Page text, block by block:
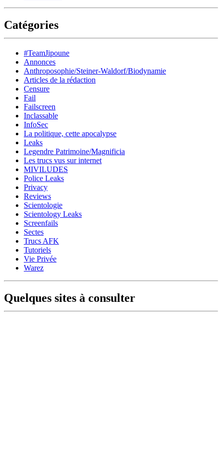
Catégories
#TeamJipoune
Annonces
Anthroposophie/Steiner-Waldorf/Biodynamie
Articles de la rédaction
Censure
Fail
Failscreen
Inclassable
InfoSec
La politique, cette apocalypse
Leaks
Legendre Patrimoine/Magnificia
Les trucs vus sur internet
MIVILUDES
Police Leaks
Privacy
Reviews
Scientologie
Scientology Leaks
Screenfails
Sectes
Trucs AFK
Tutoriels
Vie Privée
Warez
Quelques sites à consulter